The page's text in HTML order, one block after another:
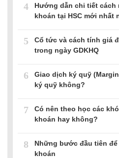
4
Hướng dẫn chi tiết cách
khoán tại HSC mới nhất
5
Cổ tức và cách tính giá
trong ngày GDKHQ
6
Giao dịch ký quỹ
ký quỹ không?
7
Có nên theo học các
khoán hay không?
8
Những bước đầu tiên
khoán